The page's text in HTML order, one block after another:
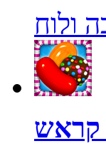
ולוח
קראש